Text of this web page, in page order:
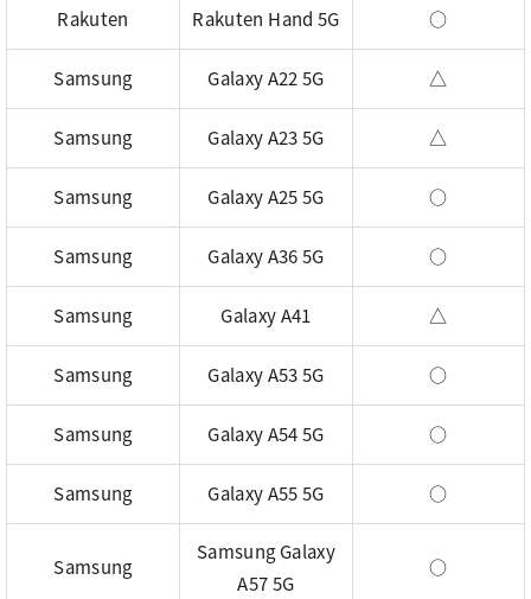
Rakuten Rakuten Hand 5G ○
Samsung Galaxy A22 5G △
Samsung Galaxy A23 5G △
Samsung Galaxy A25 5G ○
Samsung Galaxy A36 5G ○
Samsung Galaxy A41 △
Samsung Galaxy A53 5G ○
Samsung Galaxy A54 5G ○
Samsung Galaxy A55 5G ○
Samsung
Samsung Galaxy
A57 5G
○